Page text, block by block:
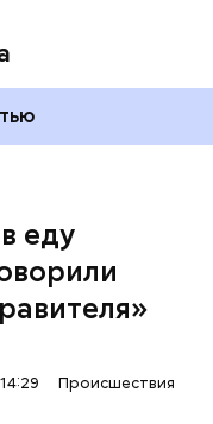
еду
Происшествия
потерпевших
младшая сестра.